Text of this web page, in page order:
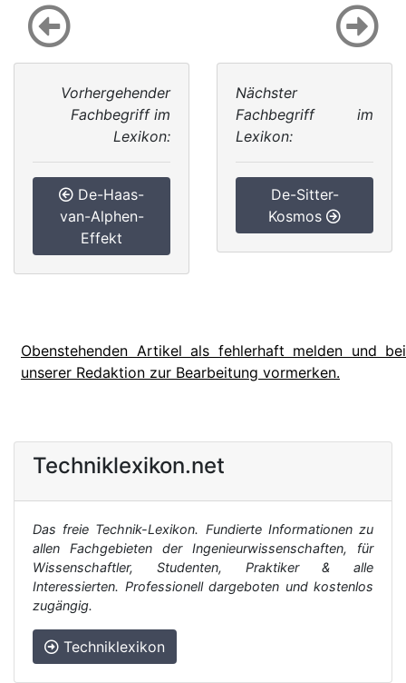
Vorhergehender
Fachbegriff im
Lexikon:
De-Haas-
van-Alphen-
Effekt
Nächster
Fachbegriff im
Lexikon:
De-Sitter-
Kosmos
Obenstehenden Artikel als fehlerhaft melden und bei
unserer Redaktion zur Bearbeitung vormerken.
Techniklexikon.net
Das freie Technik-Lexikon. Fundierte Informationen zu
allen Fachgebieten der Ingenieurwissenschaften, für
Wissenschaftler, Studenten, Praktiker & alle
Interessierten. Professionell dargeboten und kostenlos
zugängig.
Techniklexikon